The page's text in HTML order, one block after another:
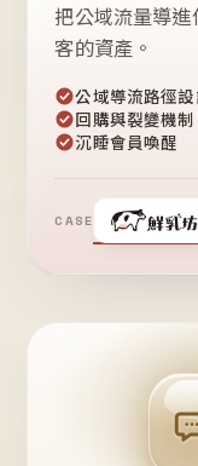
把公域流量導
客的資產。
公域導流路徑
回購與裂變機制
沉睡會員喚醒
CASE